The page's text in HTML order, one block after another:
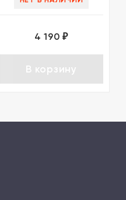
4 190₽
В корзину